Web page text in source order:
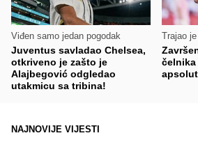
Viđen samo jedan pogodak
Juventus savladao Chelsea,
otkriveno je zašto je
Alajbegović odgledao
utakmicu sa tribina!
Trajao
NAJNOVIJE VIJESTI